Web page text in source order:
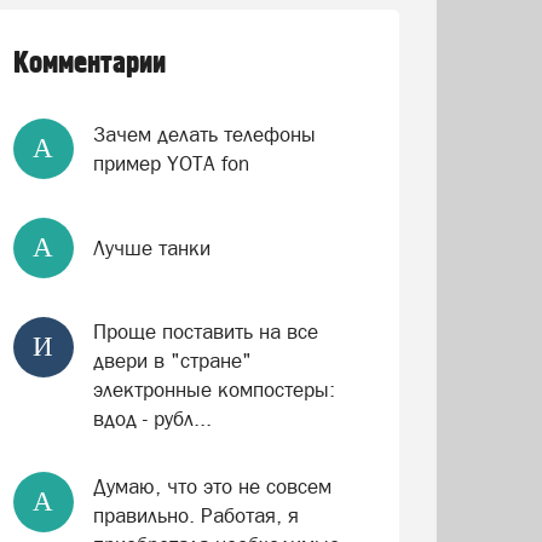
Комментарии
А
Зачем делать телефоны
пример YOTA fon
А Лучше танки
И
Проще поставить на все
двери в "стране"
электронные компостеры:
вдод - рубл...
А
Думаю, что это не совсем
правильно. Работая, я